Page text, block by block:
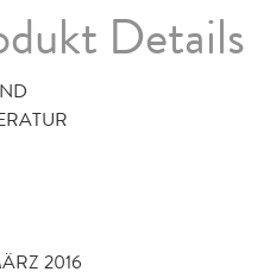
Details
2016